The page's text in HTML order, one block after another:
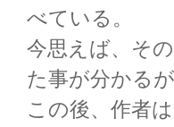
べている。
今思えば、そ
た事が分かる
この後、作者